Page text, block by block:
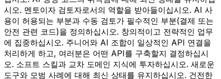
시오. 멘토이자 검토자로서의 역할을 받아들이십시오. AI 사
용이 허용되는 부분과 수동 검토가 필수적인 부분(결제 또는
안전 관련 코드)을 정의하십시오. 창의적이고 전략적인 업무
에 집중하십시오. 주니어와 AI 조합이 일상적인 API 연결을
처리하게 하고, 여러분은 어떤 API를 구축할지 결정하십시
오. 소프트 스킬과 교차 도메인 지식에 투자하십시오. 새로운
도구와 모범 사례에 대해 최신 상태를 유지하십시오. 건전한